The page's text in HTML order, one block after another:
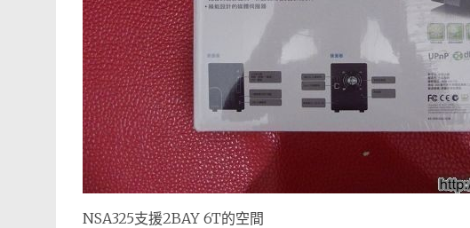
NSA325支援2BAY 6T的空間